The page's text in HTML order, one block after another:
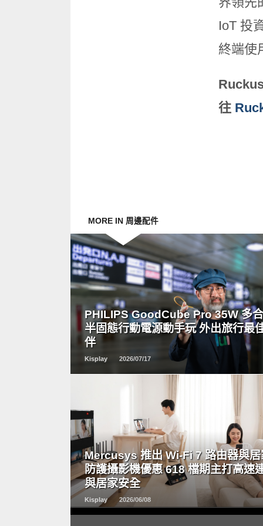
IoT 投
終端使
往
MORE IN 周邊配件
PHILIPS GoodCube Pro 35W 多
半固態行動電源動手玩 外出旅行最
伴
Kisplay 2026/07/17
READ
MORE
Mercusys 推出 Wi-Fi 7 路由器與居
防護攝影機優惠 618 檔期主打高速
與居家安全
Kisplay 2026/06/08
READ
MORE